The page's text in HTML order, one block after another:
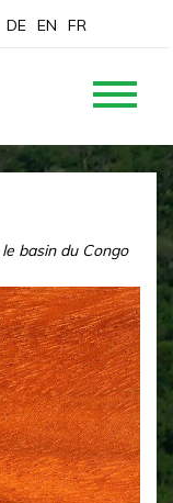
DE EN FR
basin du Congo